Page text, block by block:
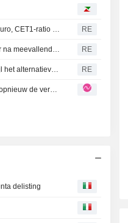
Banca MPS: nettowinst eerste halfjaar stijgt naar 1,12 miljard euro, CET1-ratio op 16,3 % RE
Italiaanse bank MPS onderzoekt opties voor overnameverweer na meevallende winstcijfers RE
Italiaanse Monte dei Paschi overtreft winstverwachtingen terwijl het alternatieven voor bod Intesa bestudeert RE
Generali: Resultaten over de eerste helft van 2026 overtreffen opnieuw de verwachtingen, zij het deels voorzien
delisting